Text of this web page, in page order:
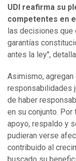
UDI reafirma su
competentes en
las decisiones
garantías
antes la ley",
Asimismo, agregan
responsabilidades
de haber
en su conjunto. Por
apoyo, respaldo y
pudieran verse
contribuido al